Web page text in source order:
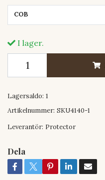
COB
I lager.
Lagersaldo: 1
Artikelnummer: SKU4140-1
Leverantör: Protector
Dela